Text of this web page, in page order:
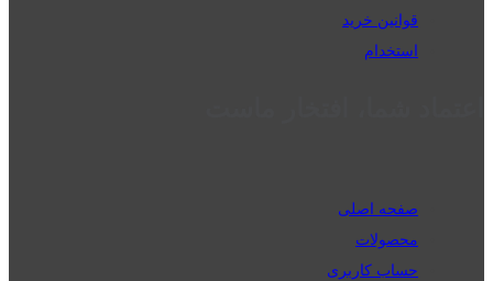
قوانین خرید
استخدام
صفحه اصلی
محصولات
حساب کاربری